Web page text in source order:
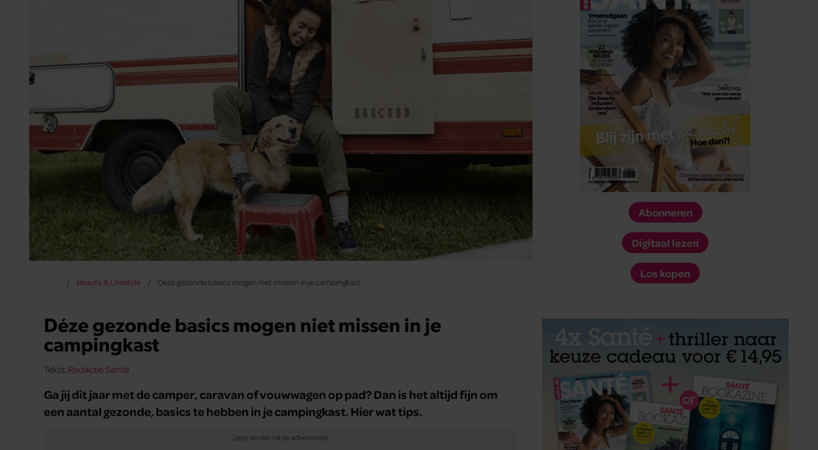
Beauty & Lifestyle Déze gezonde basics mogen niet missen in je campingkast
Déze gezonde basics mogen niet missen in je
campingkast
Tekst: Redactie Santé
Ga jij dit jaar met de camper, caravan of vouwwagen op pad? Dan is het altijd fijn om
een aantal gezonde, basics te hebben in je campingkast. Hier wat tips.
Abonneren
Digitaal lezen
Los kopen